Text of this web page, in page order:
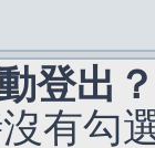
登出？
有勾